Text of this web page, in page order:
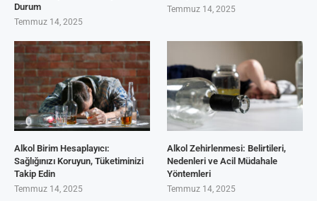
Durum
Temmuz 14, 2025
Temmuz 14, 2025
Alkol Birim Hesaplayıcı:
Sağlığınızı Koruyun, Tüketiminizi
Takip Edin
Temmuz 14, 2025
Alkol Zehirlenmesi: Belirtileri,
Nedenleri ve Acil Müdahale
Yöntemleri
Temmuz 14, 2025